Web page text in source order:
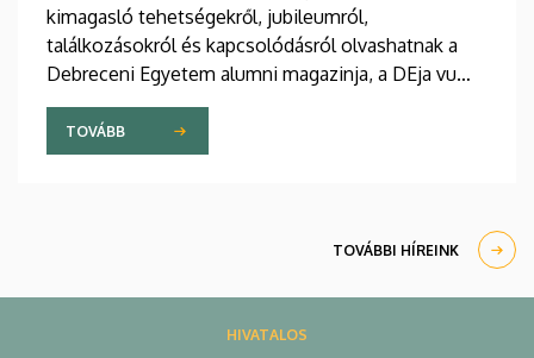
kimagasló tehetségekről, jubileumról,
találkozásokról és kapcsolódásról olvashatnak a
Debreceni Egyetem alumni magazinja, a DEja vu
most megjelent nyári lapszámában. Az újság
programokat is kínál, hiszen az intézmény minden
jelenlegi és egykori polgárát várja a Campus
TOVÁBB
TOVÁBBI HÍREINK
HIVATALOS